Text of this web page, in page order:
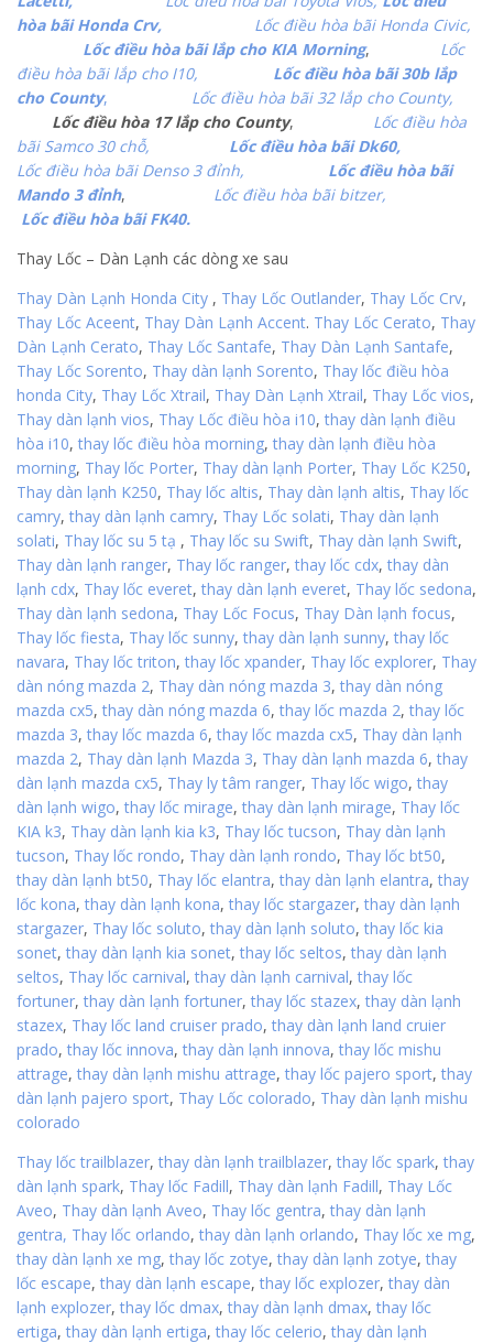
hòa bãi Honda Crv,
Lốc điều hòa bãi Honda Civic,
Lốc điều hòa bãi lắp cho KIA Morning,
Lốc
điều hòa bãi lắp cho I10,
Lốc điều hòa bãi 30b lắp
cho County,
Lốc điều hòa bãi 32 lắp cho County,
Lốc điều hòa 17 lắp cho County, Lốc điều hòa
bãi Samco 30 chỗ,
Lốc điều hòa bãi Dk60,
Lốc điều hòa bãi Denso 3 đỉnh,
Lốc điều hòa bãi
Mando 3 đỉnh, Lốc điều hòa bãi bitzer,
Lốc điều hòa bãi FK40.
Thay Lốc – Dàn Lạnh các dòng xe sau
Thay Dàn Lạnh Honda City , Thay Lốc Outlander, Thay Lốc Crv,
Thay Lốc Aceent, Thay Dàn Lạnh Accent. Thay Lốc Cerato, Thay
Dàn Lạnh Cerato, Thay Lốc Santafe, Thay Dàn Lạnh Santafe,
Thay Lốc Sorento, Thay dàn lạnh Sorento, Thay lốc điều hòa
honda City, Thay Lốc Xtrail, Thay Dàn Lạnh Xtrail, Thay Lốc vios,
Thay dàn lạnh vios, Thay Lốc điều hòa i10, thay dàn lạnh điều
hòa i10, thay lốc điều hòa morning, thay dàn lạnh điều hòa
morning, Thay lốc Porter, Thay dàn lạnh Porter, Thay Lốc K250,
Thay dàn lạnh K250, Thay lốc altis, Thay dàn lạnh altis, Thay lốc
camry, thay dàn lạnh camry, Thay Lốc solati, Thay dàn lạnh
solati, Thay lốc su 5 tạ , Thay lốc su Swift, Thay dàn lạnh Swift,
Thay dàn lạnh ranger, Thay lốc ranger, thay lốc cdx, thay dàn
lạnh cdx, Thay lốc everet, thay dàn lạnh everet, Thay lốc sedona,
Thay dàn lạnh sedona, Thay Lốc Focus, Thay Dàn lạnh focus,
Thay lốc fiesta, Thay lốc sunny, thay dàn lạnh sunny, thay lốc
navara, Thay lốc triton, thay lốc xpander, Thay lốc explorer, Thay
dàn nóng mazda 2, Thay dàn nóng mazda 3, thay dàn nóng
mazda cx5, thay dàn nóng mazda 6, thay lốc mazda 2, thay lốc
mazda 3, thay lốc mazda 6, thay lốc mazda cx5, Thay dàn lạnh
mazda 2, Thay dàn lạnh Mazda 3, Thay dàn lạnh mazda 6, thay
dàn lạnh mazda cx5, Thay ly tâm ranger, Thay lốc wigo, thay
dàn lạnh wigo, thay lốc mirage, thay dàn lạnh mirage, Thay lốc
KIA k3, Thay dàn lạnh kia k3, Thay lốc tucson, Thay dàn lạnh
tucson, Thay lốc rondo, Thay dàn lạnh rondo, Thay lốc bt50,
thay dàn lạnh bt50, Thay lốc elantra, thay dàn lạnh elantra, thay
lốc kona, thay dàn lạnh kona, thay lốc stargazer, thay dàn lạnh
stargazer, Thay lốc soluto, thay dàn lạnh soluto, thay lốc kia
sonet, thay dàn lạnh kia sonet, thay lốc seltos, thay dàn lạnh
seltos, Thay lốc carnival, thay dàn lạnh carnival, thay lốc
fortuner, thay dàn lạnh fortuner, thay lốc stazex, thay dàn lạnh
stazex, Thay lốc land cruiser prado, thay dàn lạnh land cruier
prado, thay lốc innova, thay dàn lạnh innova, thay lốc mishu
attrage, thay dàn lạnh mishu attrage, thay lốc pajero sport, thay
dàn lạnh pajero sport, Thay Lốc colorado, Thay dàn lạnh mishu
colorado
Thay lốc trailblazer, thay dàn lạnh trailblazer, thay lốc spark, thay
dàn lạnh spark, Thay lốc Fadill, Thay dàn lạnh Fadill, Thay Lốc
Aveo, Thay dàn lạnh Aveo, Thay lốc gentra, thay dàn lạnh
gentra, Thay lốc orlando, thay dàn lạnh orlando, Thay lốc xe mg,
thay dàn lạnh xe mg, thay lốc zotye, thay dàn lạnh zotye, thay
lốc escape, thay dàn lạnh escape, thay lốc explozer, thay dàn
lạnh explozer, thay lốc dmax, thay dàn lạnh dmax, thay lốc
ertiga, thay dàn lạnh ertiga, thay lốc celerio, thay dàn lạnh